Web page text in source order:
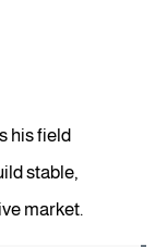
his field
stable,
market.